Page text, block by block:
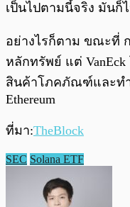
เป็นไปตามนี้จริง มันก็
อย่างไรก็ตาม ขณะที่ ก
หลักทรัพย์ แต่
สินค้าโภคภัณฑ์และทำ
Ethereum
ที่มา:TheBlock
SEC Solana ETF